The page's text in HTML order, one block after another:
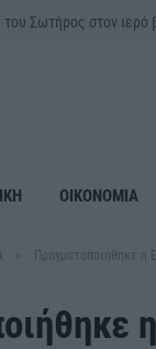
ΟΙΚΟΝΟΜΙΑ
Πραγματοποιήθηκε η